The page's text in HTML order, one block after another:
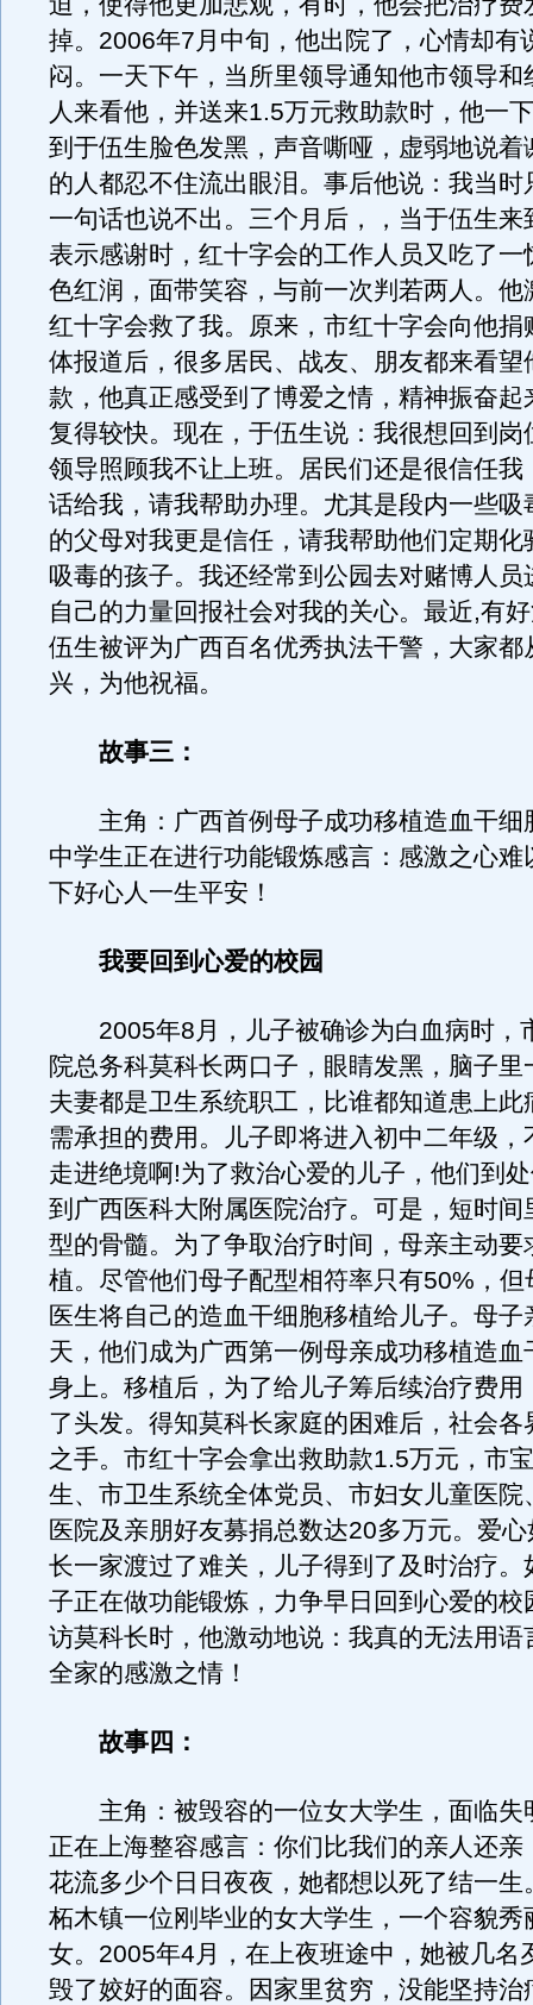
掉。2006年7月中旬，他出院了，心情却有
闷。一天下午，当所里领导通知他市领导和
人来看他，并送来1.5万元救助款时，他一
到于伍生脸色发黑，声音嘶哑，虚弱地说着
的人都忍不住流出眼泪。事后他说：我当时
一句话也说不出。三个月后，，当于伍生来
表示感谢时，红十字会的工作人员又吃了一
色红润，面带笑容，与前一次判若两人。他
红十字会救了我。原来，市红十字会向他捐
体报道后，很多居民、战友、朋友都来看望
款，他真正感受到了博爱之情，精神振奋起
复得较快。现在，于伍生说：我很想回到岗
领导照顾我不让上班。居民们还是很信任我
话给我，请我帮助办理。尤其是段内一些吸
的父母对我更是信任，请我帮助他们定期化
吸毒的孩子。我还经常到公园去对赌博人员
自己的力量回报社会对我的关心。最近,有
伍生被评为广西百名优秀执法干警，大家都
兴，为他祝福。
故事三：
主角：广西首例母子成功移植造血干细
中学生正在进行功能锻炼感言：感激之心难
下好心人一生平安！
我要回到心爱的校园
2005年8月，儿子被确诊为白血病时，
院总务科莫科长两口子，眼睛发黑，脑子里
夫妻都是卫生系统职工，比谁都知道患上此
需承担的费用。儿子即将进入初中二年级，
走进绝境啊!为了救治心爱的儿子，他们到
到广西医科大附属医院治疗。可是，短时间
型的骨髓。为了争取治疗时间，母亲主动要
植。尽管他们母子配型相符率只有50%，但
医生将自己的造血干细胞移植给儿子。母子
天，他们成为广西第一例母亲成功移植造血
身上。移植后，为了给儿子筹后续治疗费用
了头发。得知莫科长家庭的困难后，社会各
之手。市红十字会拿出救助款1.5万元，市
生、市卫生系统全体党员、市妇女儿童医院
医院及亲朋好友募捐总数达20多万元。爱
长一家渡过了难关，儿子得到了及时治疗。
子正在做功能锻炼，力争早日回到心爱的校
访莫科长时，他激动地说：我真的无法用语
全家的感激之情！
故事四：
主角：被毁容的一位女大学生，面临失
正在上海整容感言：你们比我们的亲人还亲
花流多少个日日夜夜，她都想以死了结一生
柘木镇一位刚毕业的女大学生，一个容貌秀
女。2005年4月，在上夜班途中，她被几名
毁了姣好的面容。因家里贫穷，没能坚持